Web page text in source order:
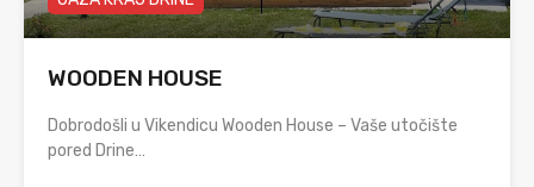
WOODEN HOUSE
Dobrodošli u Vikendicu Wooden House – Vaše utočište
pored Drine…